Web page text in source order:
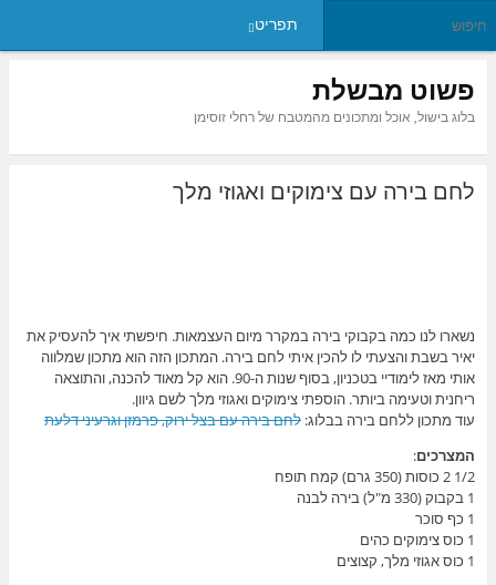
תפריט
פשוט מבשלת
בלוג בישול, אוכל ומתכונים מהמטבח של רחלי זוסימן
לחם בירה עם צימוקים ואגוזי מלך
נשארו לנו כמה בקבוקי בירה במקרר מיום העצמאות. חיפשתי איך להעסיק את
יאיר בשבת והצעתי לו להכין איתי לחם בירה. המתכון הזה הוא מתכון שמלווה
אותי מאז לימודיי בטכניון, בסוף שנות ה-90. הוא קל מאוד להכנה, והתוצאה
ריחנית וטעימה ביותר. הוספתי צימוקים ואגוזי מלך לשם גיוון.
עוד מתכון ללחם בירה בבלוג: לחם בירה עם בצל ירוק, פרמזן וגרעיני דלעת
המצרכים:
1/2 2 כוסות (350 גרם) קמח תופח
1 בקבוק (330 מ"ל) בירה לבנה
1 כף סוכר
1 כוס צימוקים כהים
1 כוס אגוזי מלך, קצוצים